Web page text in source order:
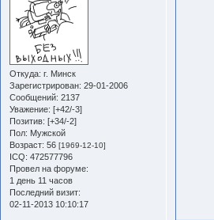
Откуда: г. Минск
Зарегистрирован: 29-01-2006
Сообщений: 2137
Уважение: [+42/-3]
Позитив: [+34/-2]
Пол: Мужской
Возраст: 56 [1969-12-10]
ICQ: 472577796
Провел на форуме:
1 день 11 часов
Последний визит:
02-11-2013 10:10:17